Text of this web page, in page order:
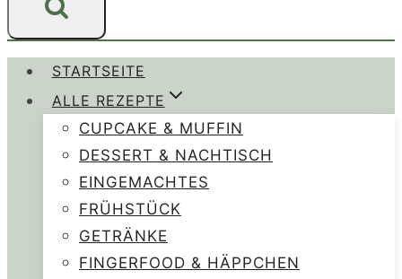
STARTSEITE
ALLE REZEPTE
CUPCAKE & MUFFIN
DESSERT & NACHTISCH
EINGEMACHTES
FRÜHSTÜCK
GETRÄNKE
FINGERFOOD & HÄPPCHEN